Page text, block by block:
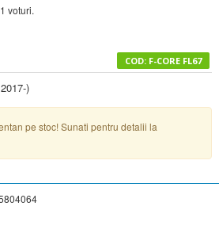
1 voturi.
COD: F-CORE FL67
)
pe stoc! Sunati pentru detalii la